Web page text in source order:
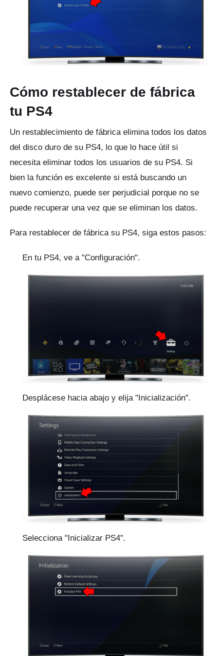
Cómo restablecer de fábrica
tu PS4
Un restablecimiento de fábrica elimina todos los datos
del disco duro de su PS4, lo que lo hace útil si
necesita eliminar todos los usuarios de su PS4. Si
bien la función es excelente si está buscando un
nuevo comienzo, puede ser perjudicial porque no se
puede recuperar una vez que se eliminan los datos.
Para restablecer de fábrica su PS4, siga estos pasos:
En tu PS4, ve a "Configuración".
Desplácese hacia abajo y elija "Inicialización".
Selecciona "Inicializar PS4".